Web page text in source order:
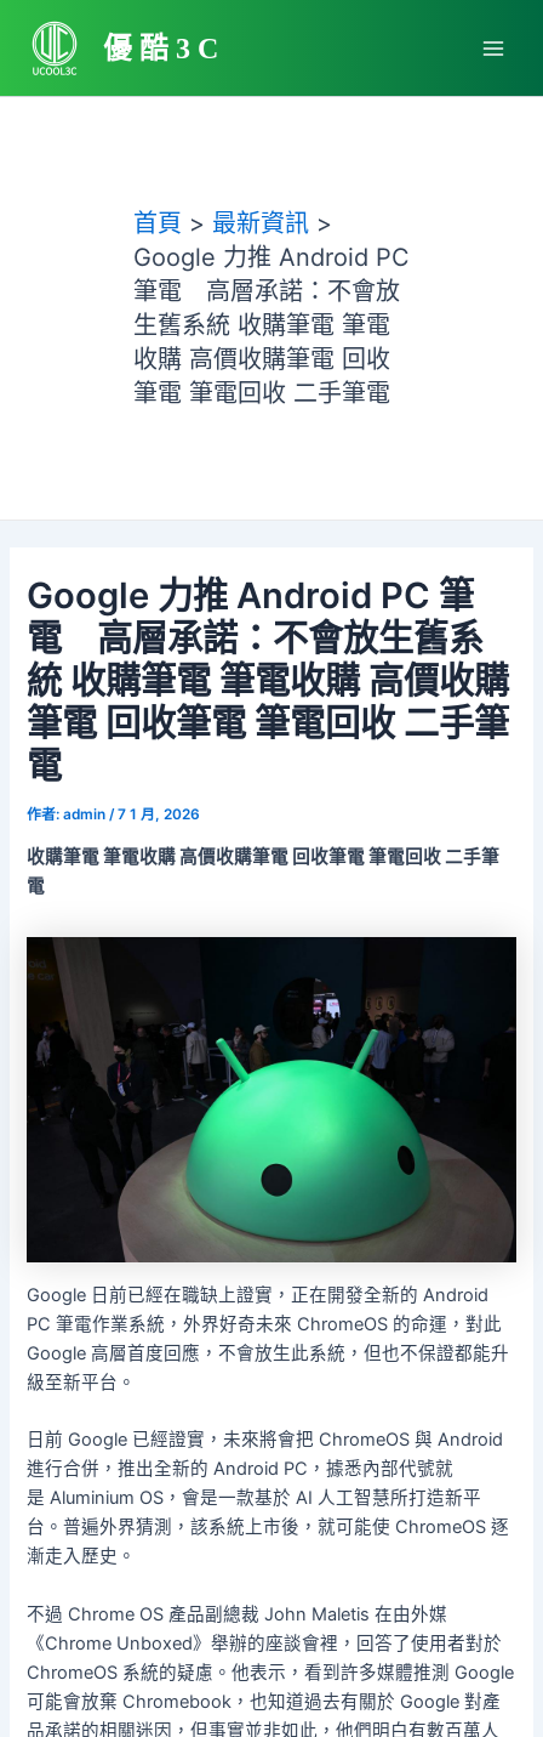
要
優酷3C
首頁
最新資訊
Google 力推 Android PC
筆電 高層承諾：不會放
生舊系統 收購筆電 筆電
收購 高價收購筆電 回收
筆電 筆電回收 二手筆電
Google 力推 Android PC 筆
電 高層承諾：不會放生舊系
統 收購筆電 筆電收購 高價收購
筆電 回收筆電 筆電回收 二手筆
電
作者:admin/7 1 月, 2026
收購筆電 筆電收購 高價收購筆電 回收筆電 筆電回收 二手筆
電
Google 日前已經在職缺上證實，正在開發全新的 Android
PC 筆電作業系統，外界好奇未來 ChromeOS 的命運，對此
Google 高層首度回應，不會放生此系統，但也不保證都能升
級至新平台。
日前 Google 已經證實，未來將會把 ChromeOS 與 Android
進行合併，推出全新的 Android PC，據悉內部代號就
是 Aluminium OS，會是一款基於 AI 人工智慧所打造新平
台。普遍外界猜測，該系統上市後，就可能使 ChromeOS 逐
漸走入歷史。
不過 Chrome OS 產品副總裁 John Maletis 在由外媒
《Chrome Unboxed》舉辦的座談會裡，回答了使用者對於
ChromeOS 系統的疑慮。他表示，看到許多媒體推測 Google
可能會放棄 Chromebook，也知道過去有關於 Google 對產
品承諾的相關迷因，但事實並非如此，他們明白有數百萬人